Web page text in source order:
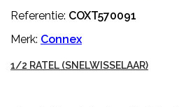
Referentie: COXT570091
Merk: Connex
1/2 RATEL (SNELWISSELAAR)